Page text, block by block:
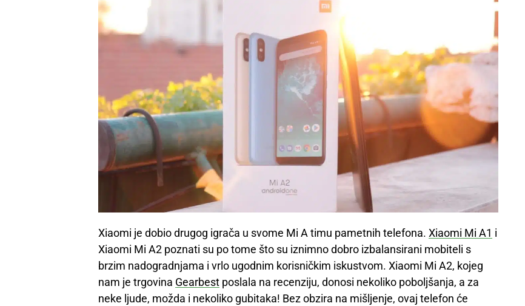
Xiaomi je dobio drugog igrača u svome Mi A timu pametnih telefona. Xiaomi Mi A1 i
Xiaomi Mi A2 poznati su po tome što su iznimno dobro izbalansirani mobiteli s
brzim nadogradnjama i vrlo ugodnim korisničkim iskustvom. Xiaomi Mi A2, kojeg
nam je trgovina Gearbest poslala na recenziju, donosi nekoliko poboljšanja, a za
neke ljude, možda i nekoliko gubitaka! Bez obzira na mišljenje, ovaj telefon će